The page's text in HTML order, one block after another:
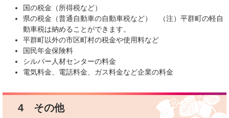
国の税金（所得税など）
県の税金（普通自動車の自動車税など） （注）平群町の軽自
動車税は納めることができます。
平群町以外の市区町村の税金や使用料など
国民年金保険料
シルバー人材センターの料金
電気料金、電話料金、ガス料金など企業の料金
4 その他